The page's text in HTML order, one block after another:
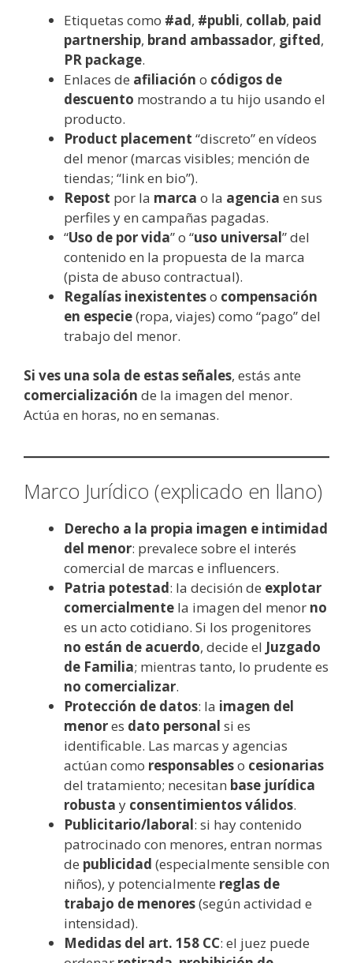
Etiquetas como #ad, #publi, collab, paid
partnership, brand ambassador, gifted,
PR package.
Enlaces de afiliación o códigos de
descuento mostrando a tu hijo usando el
producto.
Product placement “discreto” en vídeos
del menor (marcas visibles; mención de
tiendas; “link en bio”).
Repost por la marca o la agencia en sus
perfiles y en campañas pagadas.
“Uso de por vida” o “uso universal” del
contenido en la propuesta de la marca
(pista de abuso contractual).
Regalías inexistenteso compensación
en especie(ropa, viajes) como “pago” del
trabajo del menor.
Si ves una sola de estas señales, estás ante
comercialización de la imagen del menor.
Actúa en horas, no en semanas.
Marco Jurídico (explicado en llano)
Derecho a la propia imagen e intimidad
del menor: prevalece sobre el interés
comercial de marcas e influencers.
Patria potestad: la decisión de explotar
comercialmente la imagen del menor no
es un acto cotidiano. Si los progenitores
no están de acuerdo, decide el Juzgado
de Familia; mientras tanto, lo prudente es
no comercializar.
Protección de datos: la imagen del
menores dato personal si es
identificable. Las marcas y agencias
actúan como responsableso cesionarias
del tratamiento; necesitan base jurídica
robusta y consentimientos válidos.
Publicitario/laboral: si hay contenido
patrocinado con menores, entran normas
de publicidad (especialmente sensible con
niños), y potencialmente reglas de
trabajo de menores(según actividad e
intensidad).
Medidas del art. 158 CC: el juez puede